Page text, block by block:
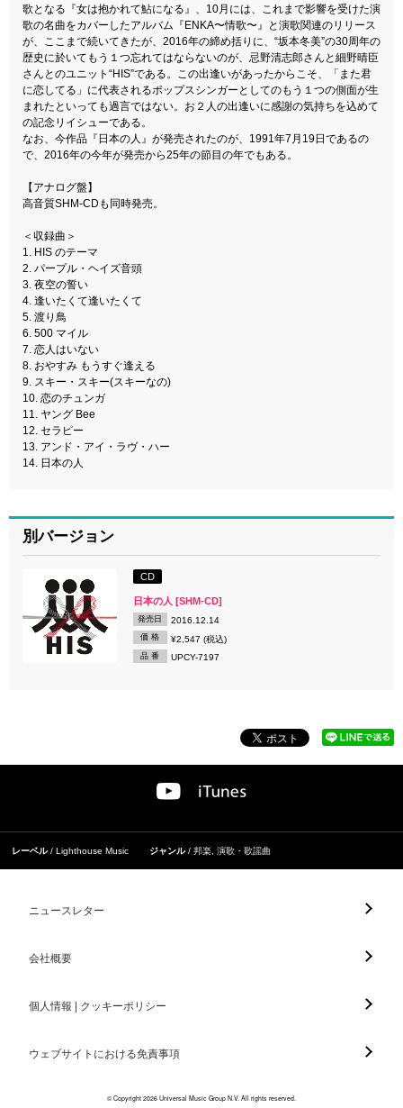
歌となる『女は抱かれて鮎になる』、10月には、これまで影響を受けた演
歌の名曲をカバーしたアルバム『ENKA〜情歌〜』と演歌関連のリリース
が、ここまで続いてきたが、2016年の締め括りに、“坂本冬美”の30周年の
歴史に於いてもう１つ忘れてはならないのが、忌野清志郎さんと細野晴臣
さんとのユニット“HIS”である。この出逢いがあったからこそ、「また君
に恋してる」に代表されるポップスシンガーとしてのもう１つの側面が生
まれたといっても過言ではない。お２人の出逢いに感謝の気持ちを込めて
の記念リイシューである。
なお、今作品『日本の人』が発売されたのが、1991年7月19日であるの
で、2016年の今年が発売から25年の節目の年でもある。
【アナログ盤】
高音質SHM-CDも同時発売。
＜収録曲＞
1. HIS のテーマ
2. パープル・ヘイズ音頭
3. 夜空の誓い
4. 逢いたくて逢いたくて
5. 渡り鳥
6. 500 マイル
7. 恋人はいない
8. おやすみ もうすぐ逢える
9. スキー・スキー(スキーなの)
10. 恋のチュンガ
11. ヤング Bee
12. セラピー
13. アンド・アイ・ラヴ・ハー
14. 日本の人
別バージョン
CD
日本の人 [SHM-CD]
発売日 2016.12.14
価 格 ¥2,547 (税込)
品 番 UPCY-7197
レーベル Lighthouse Music ジャンル 邦楽 演歌・歌謡曲
ニュースレター
会社概要
個人情報 | クッキーポリシー
ウェブサイトにおける免責事項
© Copyright 2026 Universal Music Group N.V. All rights reserved.